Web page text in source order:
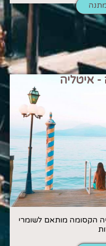
איטליה
הקסומה מותאם לשומרי